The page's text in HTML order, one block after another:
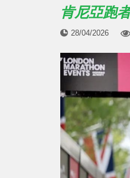
肯尼亞跑
28/04/2026